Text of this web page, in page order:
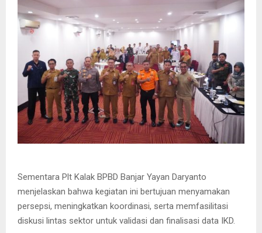
Sementara Plt Kalak BPBD Banjar Yayan Daryanto
menjelaskan bahwa kegiatan ini bertujuan menyamakan
persepsi, meningkatkan koordinasi, serta memfasilitasi
diskusi lintas sektor untuk validasi dan finalisasi data IKD.